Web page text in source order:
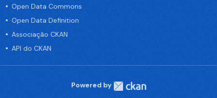
Open Data Commons
Open Data Definition
Associação CKAN
API do CKAN
Powered by